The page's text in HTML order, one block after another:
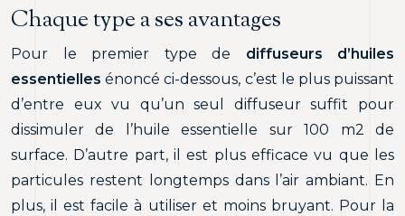
Chaque type a ses avantages
Pour le premier type de diffuseurs d’huiles
essentielles énoncé ci-dessous, c’est le plus puissant
d’entre eux vu qu’un seul diffuseur suffit pour
dissimuler de l’huile essentielle sur 100 m2 de
surface. D’autre part, il est plus efficace vu que les
particules restent longtemps dans l’air ambiant. En
plus, il est facile à utiliser et moins bruyant. Pour la